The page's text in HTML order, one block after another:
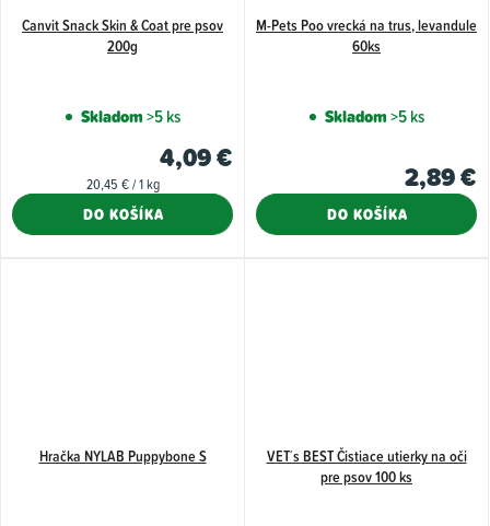
Canvit Snack Skin & Coat pre psov
200g
Skladom>5 ks
4,09 €
Jednotková
20,45 € / 1 kg
DO KOŠÍKA
M-Pets Poo vrecká na trus, levandule
60ks
Skladom>5 ks
2,89 €
DO KOŠÍKA
Hračka NYLAB Puppybone S
VET´s BEST Čistiace utierky na oči
pre psov 100 ks